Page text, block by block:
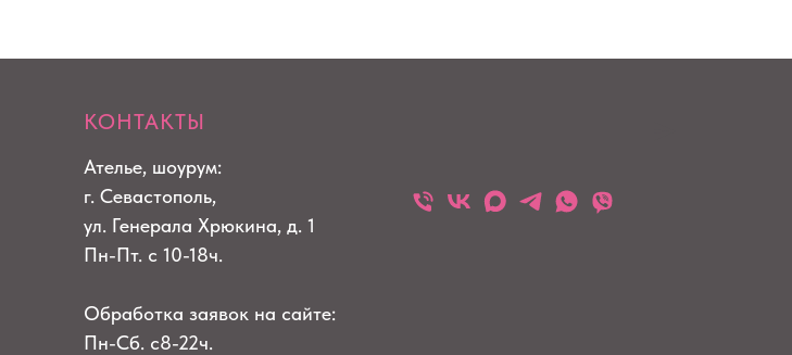
КОНТАКТЫ
Ателье, шоурум:
г. Севастополь,
ул. Генерала Хрюкина, д. 1
Пн-Пт. с 10-18ч.
Обработка заявок на сайте:
Пн-Сб. с8-22ч.